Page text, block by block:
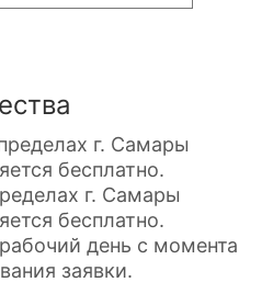
г. Самары
бесплатно.